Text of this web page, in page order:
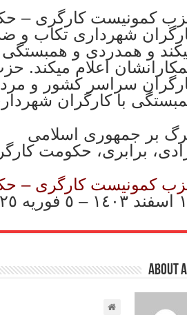
کمونیست کارگری –
شهرداری تکاب و
و همدردی و همبستگی
اعلام
سراسر کشور و
با کارگران
بر جمهوری اسلامی
برابری، حکومت
کمونیست کارگری –
٢٠٢٥
About